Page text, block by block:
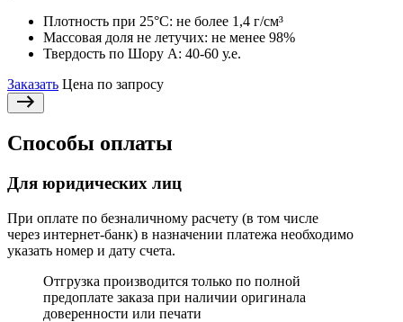
Плотность при 25°С: не более 1,4 г/см³
Массовая доля не летучих: не менее 98%
Твердость по Шору А: 40-60 у.е.
Заказать Цена по запросу
Способы оплаты
Для юридических лиц
При оплате по безналичному расчету (в том числе
через интернет-банк) в назначении платежа необходимо
указать номер и дату счета.
Отгрузка производится только по полной
предоплате заказа при наличии оригинала
доверенности или печати